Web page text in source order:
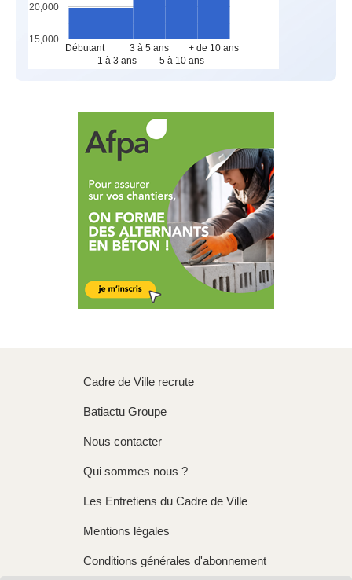
Débutant
1 à 3 ans
3 à 5 ans
5 à 10 ans
+ de 10 ans
15,000
20,000
Cadre de Ville recrute
Batiactu Groupe
Nous contacter
Qui sommes nous ?
Les Entretiens du Cadre de Ville
Mentions légales
Conditions générales d'abonnement